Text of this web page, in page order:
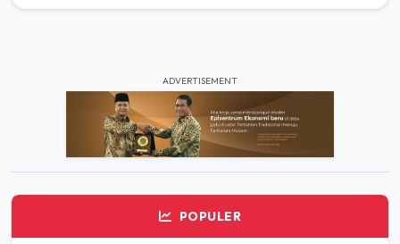
ADVERTISEMENT
POPULER